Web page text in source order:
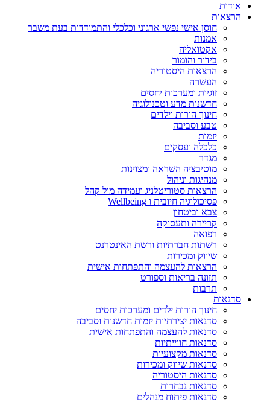
אודות
הרצאות
חוסן אישי נפשי ארגוני וכלכלי והתמודדות בעת משבר
אמנות
אקטואליה
בידור והומור
הרצאות היסטוריה
העשרה
זוגיות ומערכות יחסים
חדשנות מדע וטכנולוגיה
חינוך הורות וילדים
טבע וסביבה
יזמות
כלכלה ועסקים
מגדר
מוטיבציה השראה ומצוינות
מנהיגות וניהול
הרצאות סטוריטלניג ועמידה מול קהל
פסיכולוגיה חיובית ו Wellbeing
צבא וביטחון
קריירה ותעסוקה
רפואה
רשתות חברתיות ורשת האינטרנט
שיווק ומכירות
הרצאות להעצמה והתפתחות אישית
תזונה בריאות וספורט
תרבות
סדנאות
חינוך הורות ילדים ומערכות יחסים
סדנאות יצירתיות יזמות חדשנות וסביבה
סדנאות להעצמה והתפתחות אישית
סדנאות חווייתיות
סדנאות מקצועיות
סדנאות שיווק ומכירות
סדנאות היסטוריה
סדנאות נבחרות
סדנאות פיתוח מנהלים